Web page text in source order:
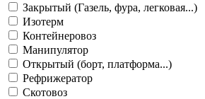
Закрытый (Газель, фура, легковая...)
Изотерм
Контейнеровоз
Манипулятор
Открытый (борт, платформа...)
Рефрижератор
Скотовоз